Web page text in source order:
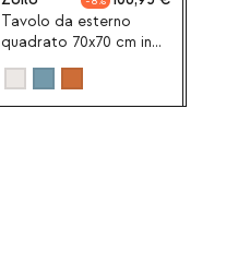
Tavolo da esterno
quadrato 70x70 cm in
metallo Zoilo